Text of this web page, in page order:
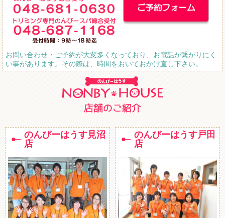
お問い合わせ・ご予約が大変多くなっており、お電話が繋がりにく
い事があります。その際は、時間をおいておかけ直し下さい。
のんびーはうす見沼
店
のんびーはうす戸田
店